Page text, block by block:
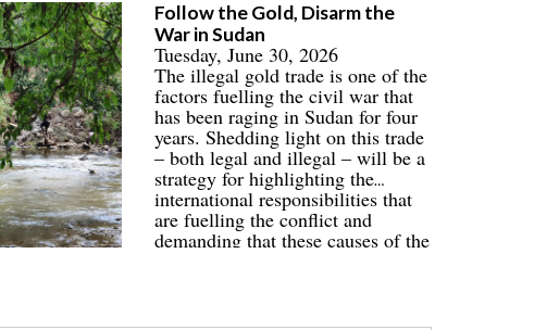
Follow the Gold, Disarm the
War in Sudan
Tuesday, June 30, 2026
The illegal gold trade is one of the
factors fuelling the civil war that
has been raging in Sudan for four
years. Shedding light on this trade
– both legal and illegal – will be a
strategy for highlighting the
international responsibilities that
are fuelling the conflict and
demanding that these causes of the